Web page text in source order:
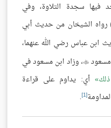
فيها سجدة التلاوة، وفي
رواه الشيخان من حديث أبي
ابن عباس رضي الله عنهما،
مسعود، وزاد ابن مسعود في
أي: يداوم على قراءة
[1]
.